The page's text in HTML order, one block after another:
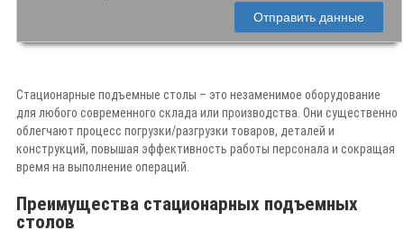
Отправить данные
Стационарные подъемные столы – это незаменимое оборудование
для любого современного склада или производства. Они существенно
облегчают процесс погрузки/разгрузки товаров, деталей и
конструкций, повышая эффективность работы персонала и сокращая
время на выполнение операций.
Преимущества стационарных подъемных
столов